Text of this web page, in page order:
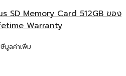
SD Memory Card 512GB ของ
Warranty
มูลค่าเพิ่ม